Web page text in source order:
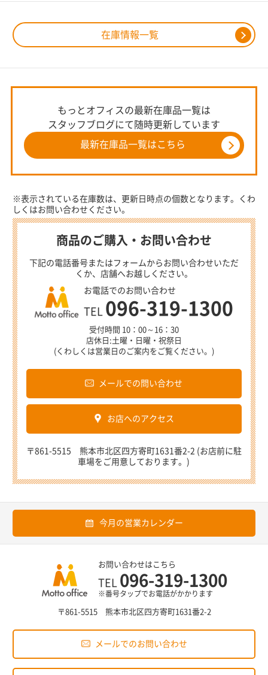
在庫情報一覧
もっとオフィスの最新在庫品一覧は
スタッフブログにて随時更新しています
最新在庫品一覧はこちら
※表示されている在庫数は、更新日時点の個数となります。くわ
しくはお問い合わせください。
商品のご購入・お問い合わせ
下記の電話番号またはフォームからお問い合わせいただ
くか、店舗へお越しください。
お電話でのお問い合わせ
TEL 096-319-1300
受付時間 10：00～16：30
店休日:土曜・日曜・祝祭日
(くわしくは営業日のご案内をご覧ください。)
メールでの問い合わせ
お店へのアクセス
〒861-5515 熊本市北区四方寄町1631番2-2 (お店前に駐
車場をご用意しております。)
今月の営業カレンダー
お問い合わせはこちら
TEL 096-319-1300
※番号タップでお電話がかかります
〒861-5515 熊本市北区四方寄町1631番2-2
メールでのお問い合わせ